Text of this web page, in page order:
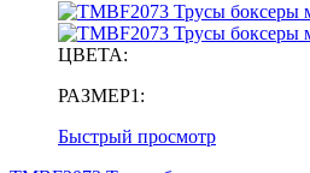
ЦВЕТА:
РАЗМЕР1:
Быстрый просмотр